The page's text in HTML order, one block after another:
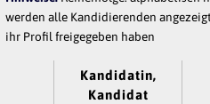
werden alle Kandidierenden
ihr Profil freigegeben haben
Kandidatin,
Kandidat